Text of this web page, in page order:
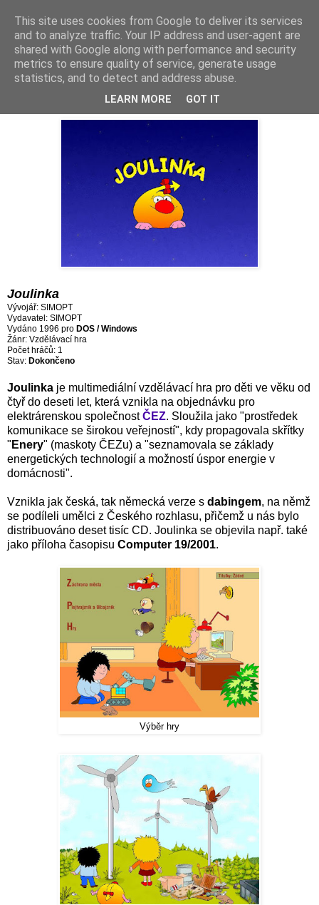
sobota 27. června 2026
Hra 1208: Joulinka (1996)
Joulinka
Vývojář: SIMOPT
Vydavatel: SIMOPT
Vydáno 1996 pro DOS / Windows
Žánr: Vzdělávací hra
Počet hráčů: 1
Stav: Dokončeno
Joulinka je multimediální vzdělávací hra pro děti ve věku od
čtyř do deseti let, která vznikla na objednávku pro
elektrárenskou společnostČEZ. Sloužila jako "prostředek
komunikace se širokou veřejností", kdy propagovala skřítky
" Enery" (maskoty ČEZu) a "seznamovala se základy
energetických technologií a možností úspor energie v
domácnosti".
Vznikla jak česká, tak německá verze s dabingem, na němž
se podíleli umělci z Českého rozhlasu, přičemž u nás bylo
distribuováno deset tisíc CD. Joulinka se objevila např. také
jako příloha časopisu Computer 19/2001.
Výběr hry
This site uses cookies from Google to deliver its services
and to analyze traffic. Your IP address and user-agent are
shared with Google along with performance and security
metrics to ensure quality of service, generate usage
statistics, and to detect and address abuse.
LEARN MORE GOT IT